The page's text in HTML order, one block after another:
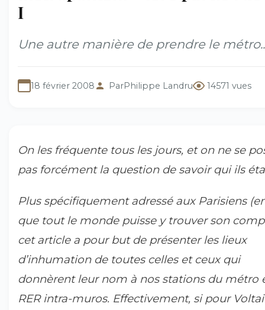
I
Une autre manière de prendre le
18 février 2008 ParPhilippe Landru 14571 vues
On les fréquente tous les jours, et on ne se
pas forcément la question de savoir qui ils
Plus spécifiquement adressé aux Parisiens
que tout le monde puisse y trouver son
cet article a pour but de présenter les lieux
d’inhumation de toutes celles et ceux qui
donnèrent leur nom à nos stations du métro
RER intra-muros. Effectivement, si pour